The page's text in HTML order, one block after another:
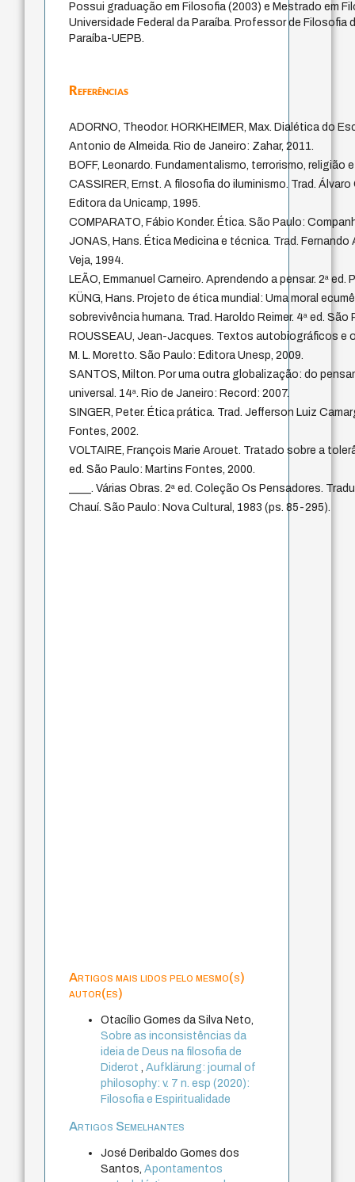
Possui graduação em Filosofia (2003) e Mestrado em
Universidade Federal da Paraíba. Professor de Filosofia
Paraíba-UEPB.
Referências
ADORNO, Theodor. HORKHEIMER, Max. Dialética do
Antonio de Almeida. Rio de Janeiro: Zahar, 2011.
BOFF, Leonardo. Fundamentalismo, terrorismo, religião
CASSIRER, Ernst. A filosofia do iluminismo. Trad. Álvaro
Editora da Unicamp, 1995.
COMPARATO, Fábio Konder. Ética. São Paulo:
JONAS, Hans. Ética Medicina e técnica. Trad.
Veja, 1994.
LEÃO, Emmanuel Carneiro. Aprendendo a pensar. 2ª
KÜNG, Hans. Projeto de ética mundial: Uma moral
sobrevivência humana. Trad. Haroldo Reimer. 4ª ed. São
ROUSSEAU, Jean-Jacques. Textos autobiográficos e
M. L. Moretto. São Paulo: Editora Unesp, 2009.
SANTOS, Milton. Por uma outra globalização: do
universal. 14ª. Rio de Janeiro: Record: 2007.
SINGER, Peter. Ética prática. Trad. Jefferson Luiz
Fontes, 2002.
VOLTAIRE, François Marie Arouet. Tratado sobre a
ed. São Paulo: Martins Fontes, 2000.
____. Várias Obras. 2ª ed. Coleção Os Pensadores.
Chauí. São Paulo: Nova Cultural, 1983 (ps. 85-295).
Artigos mais lidos pelo mesmo(s)
autor(es)
Otacílio Gomes da Silva Neto,
Sobre as inconsistências da
ideia de Deus na filosofia de
Diderot
,Aufklärung: journal of
philosophy: v. 7 n. esp (2020):
Filosofia e Espiritualidade
Artigos Semelhantes
José Deribaldo Gomes dos
Santos,Apontamentos